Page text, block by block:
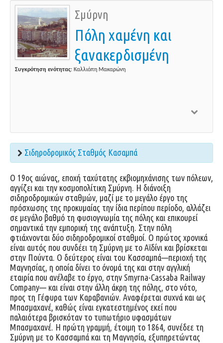
Σμύρνη
Πόλη χαμένη και
ξανακερδισμένη
Συγκρότηση ενότητας: Καλλιόπη Μακαρώνη
Σιδηροδρομικός Σταθμός Κασαμπά
O 19ος αιώνας, εποχή ταχύτατης εκβιομηχάνισης των πόλεων,
αγγίζει και την κοσμοπολίτικη Σμύρνη. Η διάνοιξη
σιδηροδρομικών σταθμών, μαζί με το μεγάλο έργο της
πρόσχωσης της προκυμαίας την ίδια περίπου περίοδο, αλλάζει
σε μεγάλο βαθμό τη φυσιογνωμία της πόλης και επικουρεί
σημαντικά την εμπορική της ανάπτυξη. Στην πόλη
φτιάχνονται δύο σιδηροδρομικοί σταθμοί. Ο πρώτος χρονικά
είναι αυτός που συνδέει τη Σμύρνη με το Αϊδίνι και βρίσκεται
στην Πούντα. Ο δεύτερος είναι του Κασσαμπά—περιοχή της
Μαγνησίας, η οποία δίνει το όνομά της και στην αγγλική
εταιρία που ανέλαβε το έργο, στην Smyrna-Cassaba Railway
Company— και είναι στην άλλη άκρη της πόλης, στο νότο,
προς τη Γέφυρα των Καραβανιών. Αναφέρεται συχνά και ως
Μπασμαχανέ, καθώς είναι εγκατεστημένος εκεί που
παλαιότερα βρισκόταν το τυπωτήριο υφασμάτων
Μπασμαχανέ. Η πρώτη γραμμή, έτοιμη το 1864, συνέδεε τη
Σμύρνη με το Κασσαμπά και τη Μαγνησία, εξυπηρετώντας